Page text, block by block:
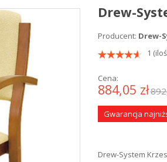
Drew-
Producent: Drew-
1
Cena:
884,05 zł
Gwarancja
Drew-System